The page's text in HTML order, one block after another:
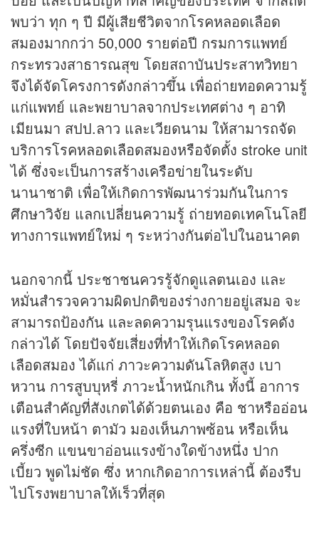
พบว่า ทุก ๆ ปี มีผู้เสียชีวิตจากโรคหลอดเลือด
สมองมากกว่า 50,000 รายต่อปี กรมการแพทย์
กระทรวงสาธารณสุข โดยสถาบันประสาทวิทยา
จึงได้จัดโครงการดังกล่าวขึ้น เพื่อถ่ายทอดความรู้
แก่แพทย์ และพยาบาลจากประเทศต่าง ๆ อาทิ
เมียนมา สปป.ลาว และเวียดนาม ให้สามารถจัด
บริการโรคหลอดเลือดสมองหรือจัดตั้ง stroke unit
ได้ ซึ่งจะเป็นการสร้างเครือข่ายในระดับ
นานาชาติ เพื่อให้เกิดการพัฒนาร่วมกันในการ
ศึกษาวิจัย แลกเปลี่ยนความรู้ ถ่ายทอดเทคโนโลยี
ทางการแพทย์ใหม่ ๆ ระหว่างกันต่อไปในอนาคต
นอกจากนี้ ประชาชนควรรู้จักดูแลตนเอง และ
หมั่นสำรวจความผิดปกติของร่างกายอยู่เสมอ จะ
สามารถป้องกัน และลดความรุนแรงของโรคดัง
กล่าวได้ โดยปัจจัยเสี่ยงที่ทำให้เกิดโรคหลอด
เลือดสมอง ได้แก่ ภาวะความดันโลหิตสูง เบา
หวาน การสูบบุหรี่ ภาวะน้ำหนักเกิน ทั้งนี้ อาการ
เตือนสำคัญที่สังเกตได้ด้วยตนเอง คือ ชาหรืออ่อน
แรงที่ใบหน้า ตามัว มองเห็นภาพซ้อน หรือเห็น
ครึ่งซีก แขนขาอ่อนแรงข้างใดข้างหนึ่ง ปาก
เบี้ยว พูดไม่ชัด ซึ่ง หากเกิดอาการเหล่านี้ ต้องรีบ
ไปโรงพยาบาลให้เร็วที่สุด